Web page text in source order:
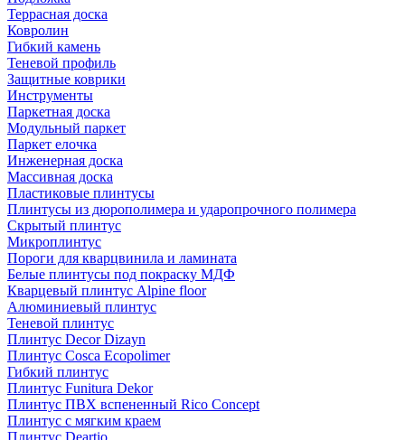
Террасная доска
Ковролин
Гибкий камень
Теневой профиль
Защитные коврики
Инструменты
Паркетная доска
Модульный паркет
Паркет елочка
Инженерная доска
Массивная доска
Пластиковые плинтусы
Плинтусы из дюрополимера и ударопрочного полимера
Скрытый плинтус
Микроплинтус
Пороги для кварцвинила и ламината
Белые плинтусы под покраску МДФ
Кварцевый плинтус Alpine floor
Алюминиевый плинтус
Теневой плинтус
Плинтус Decor Dizayn
Плинтус Cosca Ecopolimer
Гибкий плинтус
Плинтус Funitura Dekor
Плинтус ПВХ вспененный Rico Concept
Плинтус с мягким краем
Плинтус Deartio